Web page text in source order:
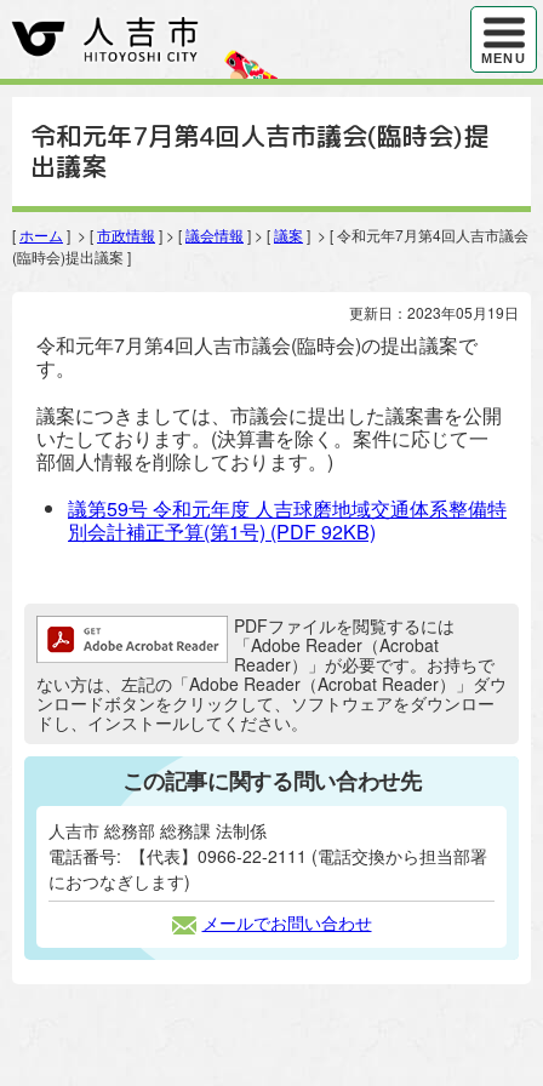
ハンバ
MENU
令和元年7月第4回人吉市議会(臨時会)提
出議案
[ ホーム ] > [市政情報 ] > [議会情報 ] > [議案 ] > [ 令和元年7月第4回人吉市議会
(臨時会)提出議案 ]
更新日：2023年05月19日
令和元年7月第4回人吉市議会(臨時会)の提出議案で
す。
議案につきましては、市議会に提出した議案書を公開
いたしております。(決算書を除く。案件に応じて一
部個人情報を削除しております。)
議第59号 令和元年度 人吉球磨地域交通体系整備特
別会計補正予算(第1号) (PDF 92KB)
追加情報：PDFファイルPDFファイルを閲覧するには
「Adobe Reader（Acrobat
Reader）」が必要です。お持ちで
ない方は、左記の「Adobe Reader（Acrobat Reader）」ダウ
ンロードボタンをクリックして、ソフトウェアをダウンロー
ドし、インストールしてください。
この記事に関する問い合わせ先
人吉市 総務部 総務課 法制係
電話番号:
【代表】0966-22-2111 (電話交換から担当部署
におつなぎします)
メールでお問い合わせ